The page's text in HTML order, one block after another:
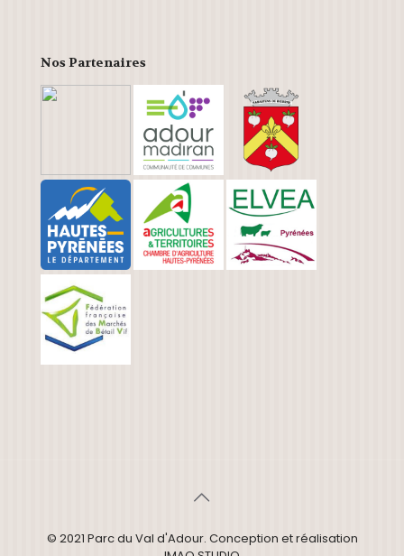
Nos Partenaires
© 2021 Parc du Val d'Adour. Conception et réalisation